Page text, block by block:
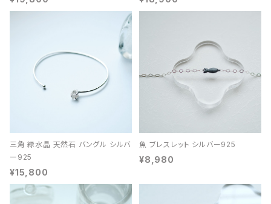
三角 緑水晶 天然石 バングル シルバ
ー925
¥15,800
魚 ブレスレット シルバー925
¥8,980